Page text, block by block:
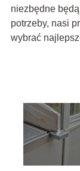
niezbędne
potrzeby, nasi
wybrać